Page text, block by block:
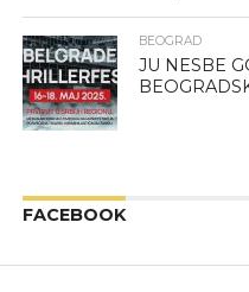
BEOGRAD
JU NESBE
FACEBOOK